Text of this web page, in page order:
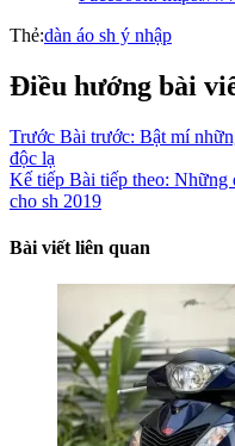
Thẻ:dàn áo sh ý nhập
Điều hướng bài
Trước Bài trước: Bật mí
độc lạ
Kế tiếp Bài tiếp theo: Những
cho sh 2019
Bài viết liên quan